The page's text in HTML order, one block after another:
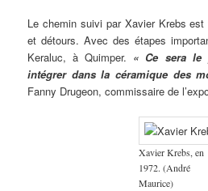
Le chemin suivi par Xavier Krebs
et détours. Avec des étapes
Keraluc, à Quimper. « Ce sera le
intégrer dans la céramique des
Fanny Drugeon, commissaire de
Xavier Krebs, en
1972. (André
Maurice)